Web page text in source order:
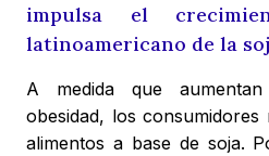
impulsa el
latinoamericano de la
A medida que
obesidad, los
alimentos a base de soja.